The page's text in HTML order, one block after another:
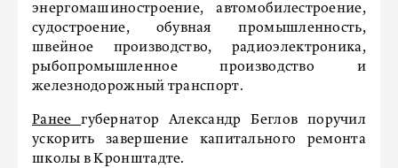
энергомашиностроение, автомобилестроение,
судостроение, обувная промышленность,
швейное производство, радиоэлектроника,
рыбопромышленное производство и
железнодорожный транспорт.
Ранеегубернатор Александр Беглов поручил
ускорить завершение капитального ремонта
школы в Кронштадте.